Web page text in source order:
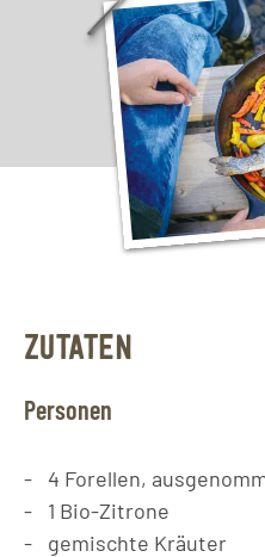
ZUTATEN
Personen
4 Forellen,
1 Bio-Zitrone
gemischte Kräuter